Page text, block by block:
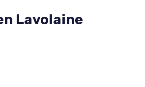
Lavolaine